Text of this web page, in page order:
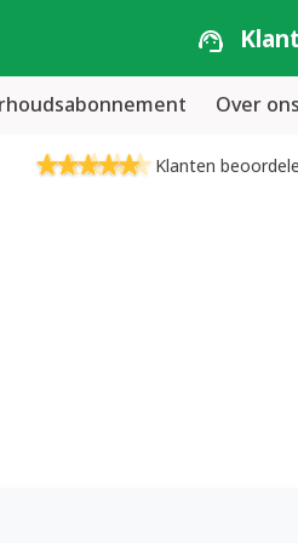
Over ons
Klanten